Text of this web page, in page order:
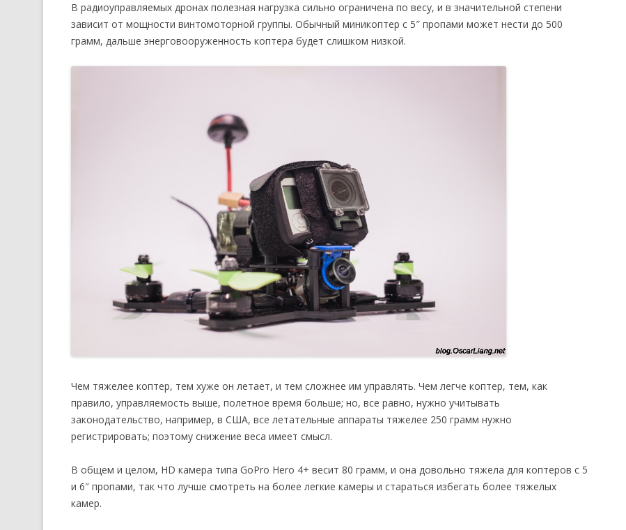
В радиоуправляемых дронах полезная нагрузка сильно ограничена по весу, и в значительной степени
зависит от мощности винтомоторной группы. Обычный миникоптер с 5″ пропами может нести до 500
грамм, дальше энерговооруженность коптера будет слишком низкой.
Чем тяжелее коптер, тем хуже он летает, и тем сложнее им управлять. Чем легче коптер, тем, как
правило, управляемость выше, полетное время больше; но, все равно, нужно учитывать
законодательство, например, в США, все летательные аппараты тяжелее 250 грамм нужно
регистрировать; поэтому снижение веса имеет смысл.
В общем и целом, HD камера типа GoPro Hero 4+ весит 80 грамм, и она довольно тяжела для коптеров с 5
и 6″ пропами, так что лучше смотреть на более легкие камеры и стараться избегать более тяжелых
камер.